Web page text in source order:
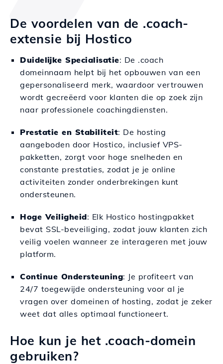
De voordelen van de .coach-
extensie bij Hostico
Duidelijke Specialisatie: De .coach
domeinnaam helpt bij het opbouwen van een
gepersonaliseerd merk, waardoor vertrouwen
wordt gecreëerd voor klanten die op zoek zijn
naar professionele coachingdiensten.
Prestatie en Stabiliteit: De hosting
aangeboden door Hostico, inclusief VPS-
pakketten, zorgt voor hoge snelheden en
constante prestaties, zodat je je online
activiteiten zonder onderbrekingen kunt
ondersteunen.
Hoge Veiligheid: Elk Hostico hostingpakket
bevat SSL-beveiliging, zodat jouw klanten zich
veilig voelen wanneer ze interageren met jouw
platform.
Continue Ondersteuning: Je profiteert van
24/7 toegewijde ondersteuning voor al je
vragen over domeinen of hosting, zodat je zeker
weet dat alles optimaal functioneert.
Hoe kun je het .coach-domein
gebruiken?